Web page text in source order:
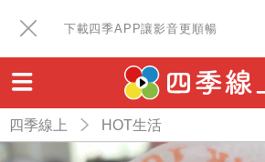
下載四季APP讓影音更順暢
四季線上 HOT生活